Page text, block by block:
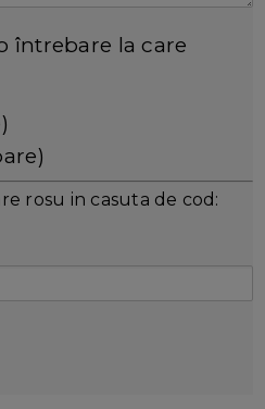
întrebare la care
rosu in casuta de cod: